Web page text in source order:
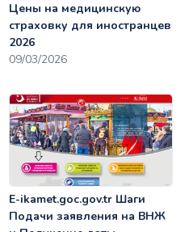
Цены на медицинскую
страховку для иностранцев
2026
09/03/2026
E-ikamet.goc.gov.tr Шаги
Подачи заявления на ВНЖ